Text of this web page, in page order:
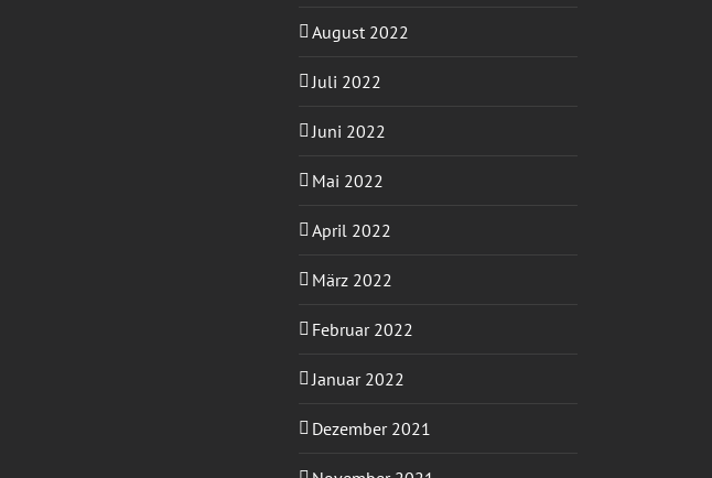
August 2022
Juli 2022
Juni 2022
Mai 2022
April 2022
März 2022
Februar 2022
Januar 2022
Dezember 2021